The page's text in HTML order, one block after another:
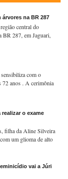
árvores na BR 287
central do
BR 287, em Jaguari,
com o
72 anos . A cerimônia
o exame
filha da Aline Silveira
um glioma de alto
vai a Júri